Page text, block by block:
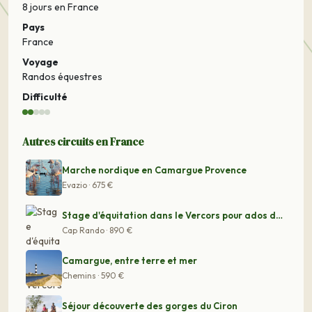
8 jours en France
Pays
France
Voyage
Randos équestres
Difficulté
Autres circuits en France
Marche nordique en Camargue Provence
Evazio · 675 €
Stage d'équitation dans le Vercors pour ados de13 à 17
Cap Rando · 890 €
Camargue, entre terre et mer
Chemins · 590 €
Séjour découverte des gorges du Ciron